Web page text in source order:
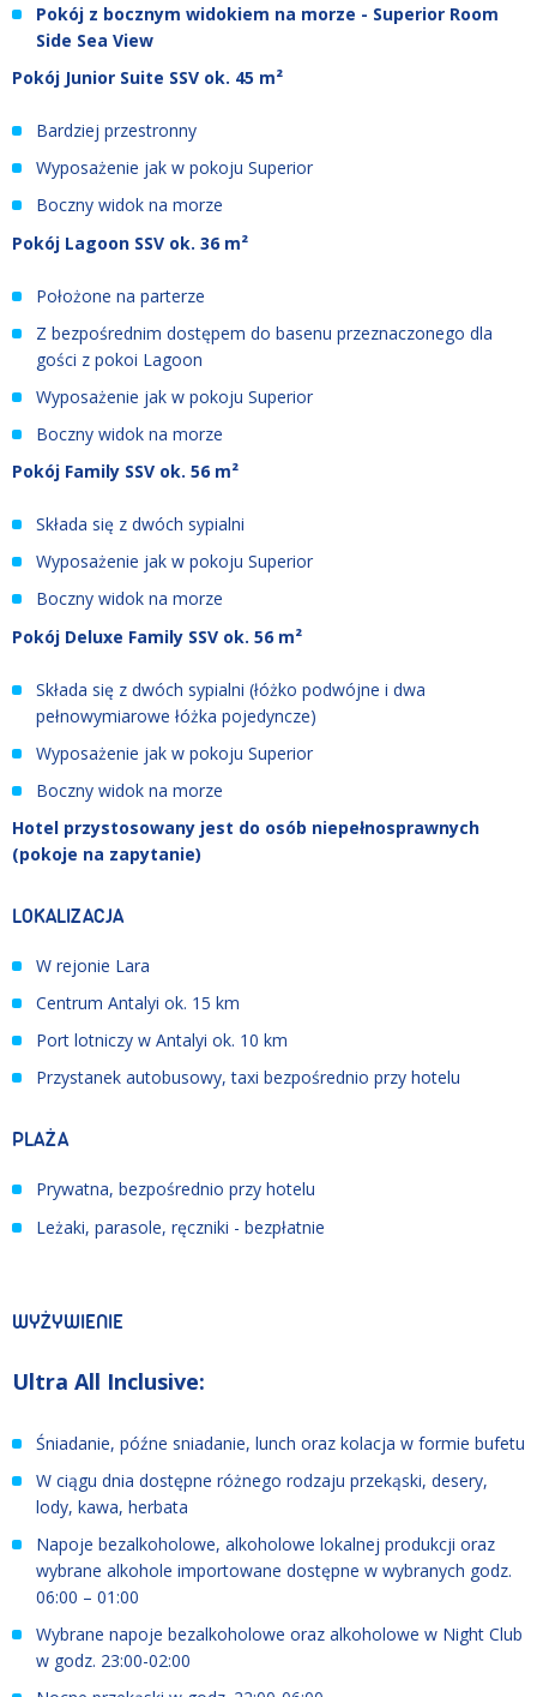
Pokój z bocznym widokiem na morze - Superior Room
Side Sea View
Pokój Junior Suite SSV ok. 45 m²
Bardziej przestronny
Wyposażenie jak w pokoju Superior
Boczny widok na morze
Pokój Lagoon SSV ok. 36 m²
Położone na parterze
Z bezpośrednim dostępem do basenu przeznaczonego dla
gości z pokoi Lagoon
Wyposażenie jak w pokoju Superior
Boczny widok na morze
Pokój Family SSV ok. 56 m²
Składa się z dwóch sypialni
Wyposażenie jak w pokoju Superior
Boczny widok na morze
Pokój Deluxe Family SSV ok. 56 m²
Składa się z dwóch sypialni (łóżko podwójne i dwa
pełnowymiarowe łóżka pojedyncze)
Wyposażenie jak w pokoju Superior
Boczny widok na morze
Hotel przystosowany jest do osób niepełnosprawnych
(pokoje na zapytanie)
LOKALIZACJA
W rejonie Lara
Centrum Antalyi ok. 15 km
Port lotniczy w Antalyi ok. 10 km
Przystanek autobusowy, taxi bezpośrednio przy hotelu
PLAŻA
Prywatna, bezpośrednio przy hotelu
Leżaki, parasole, ręczniki - bezpłatnie
WYŻYWIENIE
Ultra All Inclusive:
Śniadanie, późne sniadanie, lunch oraz kolacja w formie bufetu
W ciągu dnia dostępne różnego rodzaju przekąski, desery,
lody, kawa, herbata
Napoje bezalkoholowe, alkoholowe lokalnej produkcji oraz
wybrane alkohole importowane dostępne w wybranych godz.
06:00 – 01:00
Wybrane napoje bezalkoholowe oraz alkoholowe w Night Club
w godz. 23:00-02:00